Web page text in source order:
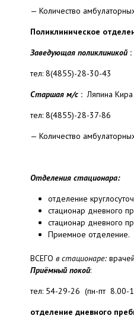
— Количество
Поликлиническое
Заведующая поликлиникой :
тел: 8(4855)-28-30-43
Старшая м/с : Ляпина
тел: 8(4855)-28-37-86
— Количество
Отделения стационара:
отделение
стационар дневного
стационар дневного
Приемное отделение.
ВСЕГОв стационаре:
Приёмный покой:
тел: 54-29-26 (пн-пт 8.00-
отделение дневного